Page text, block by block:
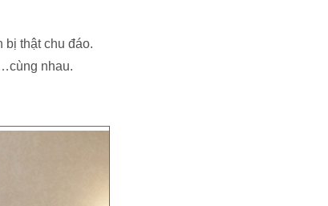
bị thật chu đáo.
nhau.